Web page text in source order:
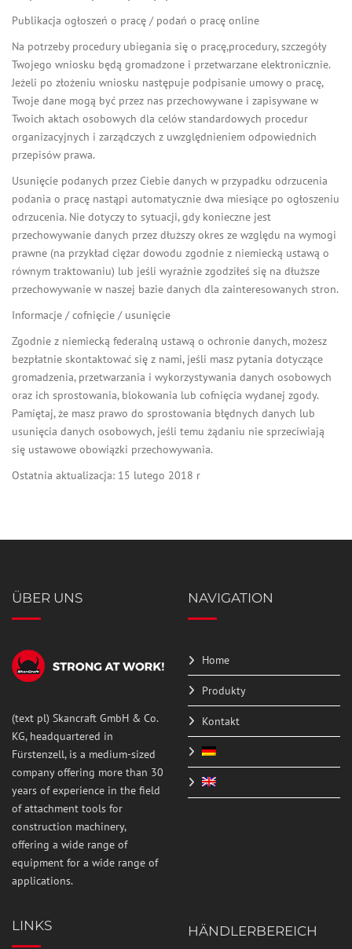
Publikacja ogłoszeń o pracę / podań o pracę online
Na potrzeby procedury ubiegania się o pracę,procedury, szczegóły
Twojego wniosku będą gromadzone i przetwarzane elektronicznie.
Jeżeli po złożeniu wniosku następuje podpisanie umowy o pracę,
Twoje dane mogą być przez nas przechowywane i zapisywane w
Twoich aktach osobowych dla celów standardowych procedur
organizacyjnych i zarządczych z uwzględnieniem odpowiednich
przepisów prawa.
Usunięcie podanych przez Ciebie danych w przypadku odrzucenia
podania o pracę nastąpi automatycznie dwa miesiące po ogłoszeniu
odrzucenia. Nie dotyczy to sytuacji, gdy konieczne jest
przechowywanie danych przez dłuższy okres ze względu na wymogi
prawne (na przykład ciężar dowodu zgodnie z niemiecką ustawą o
równym traktowaniu) lub jeśli wyraźnie zgodziłeś się na dłuższe
przechowywanie w naszej bazie danych dla zainteresowanych stron.
Informacje / cofnięcie / usunięcie
Zgodnie z niemiecką federalną ustawą o ochronie danych, możesz
bezpłatnie skontaktować się z nami, jeśli masz pytania dotyczące
gromadzenia, przetwarzania i wykorzystywania danych osobowych
oraz ich sprostowania, blokowania lub cofnięcia wydanej zgody.
Pamiętaj, że masz prawo do sprostowania błędnych danych lub
usunięcia danych osobowych, jeśli temu żądaniu nie sprzeciwiają
się ustawowe obowiązki przechowywania.
Ostatnia aktualizacja: 15 lutego 2018 r
ÜBER UNS
(text pl) Skancraft GmbH & Co.
KG, headquartered in
Fürstenzell, is a medium-sized
company offering more than 30
years of experience in the field
of attachment tools for
construction machinery,
offering a wide range of
equipment for a wide range of
applications.
NAVIGATION
Home
Produkty
Kontakt
LINKS HÄNDLERBEREICH